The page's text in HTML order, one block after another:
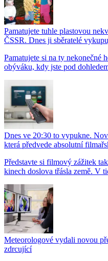
Pamatujete tuhle plastovou
ČSSR. Dnes ji sběratelé
Pamatujete si na ty nekonečné
obýváku, kdy jste pod
Dnes ve 20:30 to vypukne.
která předvede absolutní
Představte si filmový zážitek
kinech doslova třásla země. V
Meteorologové vydali novou
zdrcující